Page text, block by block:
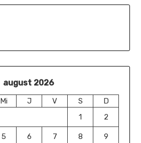
august 2026
Mi J V S
D
1
2
5 6 7 8 9